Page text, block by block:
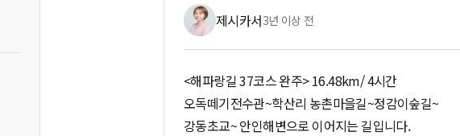
제시카서3년 이상 전
<해파랑길 37코스 완주> 16.48km/ 4시간
오독떼기전수관~학산리 농촌마을길~정감이숲길~
강동초교~ 안인해변으로 이어지는 길입니다.